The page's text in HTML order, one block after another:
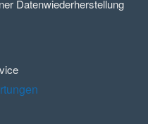
Datenwiederherstellung